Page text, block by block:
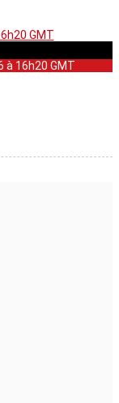
GMT
à 16h20 GMT